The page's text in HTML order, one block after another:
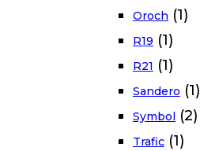
Oroch (1)
R19 (1)
R21 (1)
Sandero (1)
Symbol (2)
Trafic (1)